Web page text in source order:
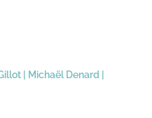
| Michaël Denard |